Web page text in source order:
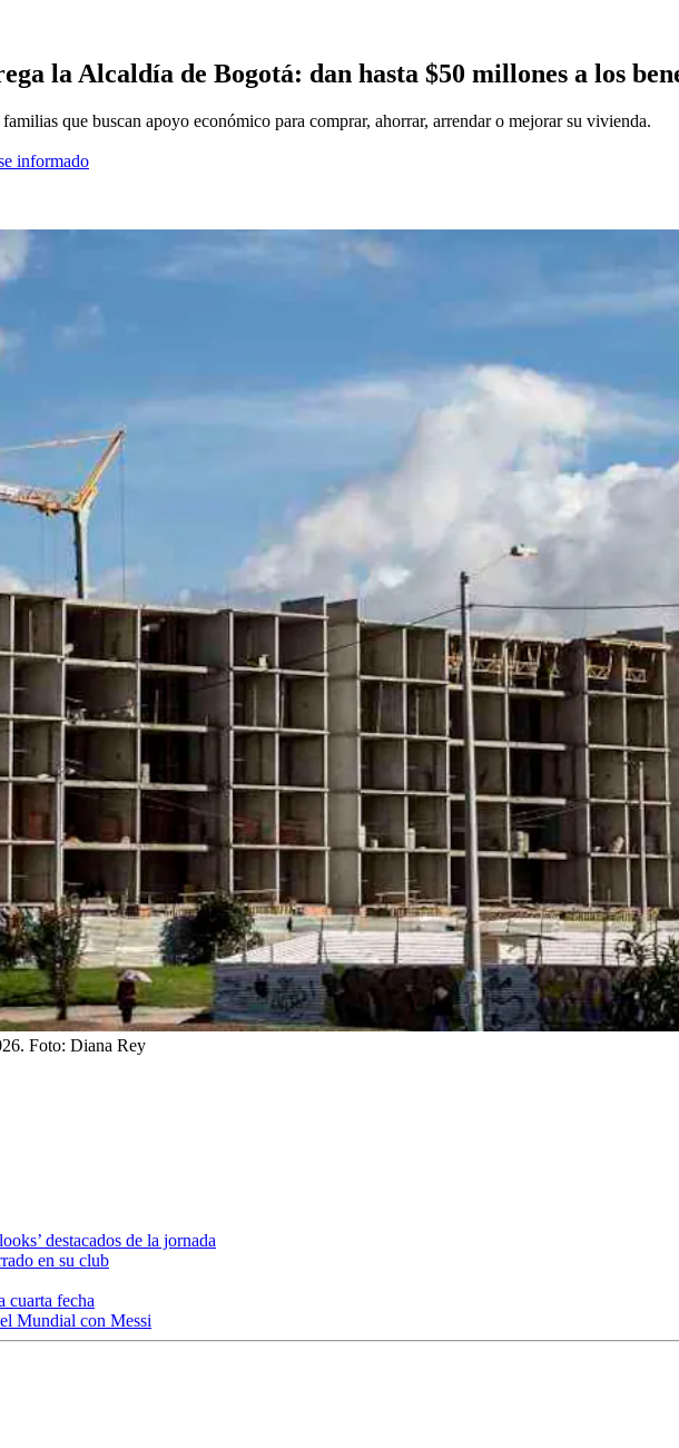
la Alcaldía de Bogotá: dan hasta $50 millones a los
que buscan apoyo económico para comprar, ahorrar, arrendar o mejorar su vivienda.
informado
Foto: Diana Rey
destacados de la jornada
en su club
cuarta fecha
Mundial con Messi